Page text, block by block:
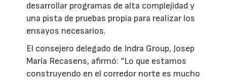
desarrollar programas de alta complejidad y
una pista de pruebas propia para realizar los
ensayos necesarios.
El consejero delegado de Indra Group, Josep
María Recasens, afirmó: “Lo que estamos
construyendo en el corredor norte es mucho